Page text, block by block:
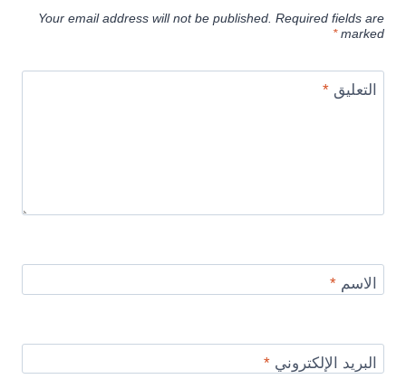
Your email address will not be published. Required fields are
marked
*
التعليق*
الاسم*
البريد الإلكتروني*